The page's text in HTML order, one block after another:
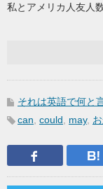
私とアメリカ人友人
それは英語で何と
can could may,